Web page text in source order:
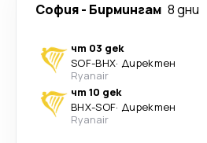
София- Бирмингам 8 дни
чт 03 дек
SOF-BHX· Директен
Ryanair
чт 10 дек
BHX-SOF· Директен
Ryanair